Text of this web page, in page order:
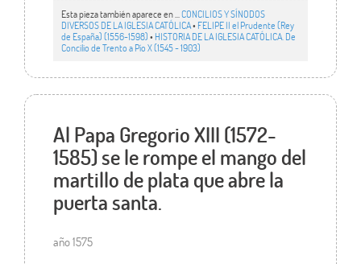
Esta pieza también aparece en ... CONCILIOS Y SÍNODOS
DIVERSOS DE LA IGLESIA CATÓLICA• FELIPE II el Prudente (Rey
de España) (1556-1598)• HISTORIA DE LA IGLESIA CATÓLICA. De
Concilio de Trento a Pío X (1545 - 1903)
Al Papa Gregorio XIII (1572-
1585) se le rompe el mango del
martillo de plata que abre la
puerta santa.
año 1575